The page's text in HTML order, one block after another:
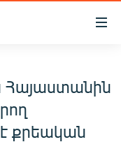
Հայաստանին
է քրեական